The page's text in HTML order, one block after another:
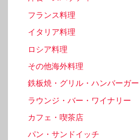
フランス料理
イタリア料理
ロシア料理
その他海外料理
鉄板焼・グリル・ハンバーガー
ラウンジ・バー・ワイナリー
カフェ・喫茶店
パン・サンドイッチ